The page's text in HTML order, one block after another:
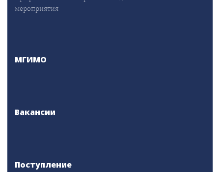
мероприятия
МГИМО
Вакансии
Поступление